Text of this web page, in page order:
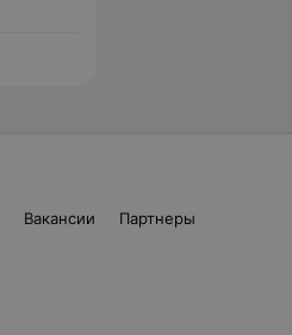
Вакансии
Партнеры